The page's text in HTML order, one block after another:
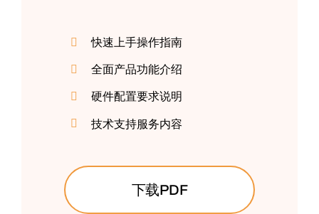
快速上手操作指南
全面产品功能介绍
硬件配置要求说明
技术支持服务内容
下载PDF